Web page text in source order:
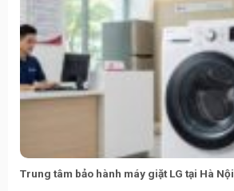
Trung tâm bảo hành máy giặt LG tại Hà Nội